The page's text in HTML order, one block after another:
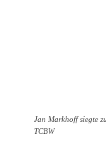
Jan Markhoff siegte
TCBW